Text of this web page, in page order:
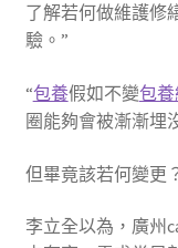
了解若何做維護修
驗。”
“包養假如不變包養
圈能夠會被漸漸埋
但畢竟該若何變更
李立全以為，廣州